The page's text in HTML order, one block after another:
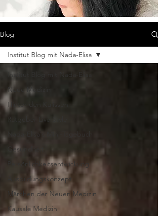
Blog
Institut Blog mit Nada-Elisa
Neue Medizin
Hinter den Kulissen
Ratgeber Live Style
Gesundheit
Persönlichkeitsentwickung
Ausbildungskonzept
Märchen der Neuen Medizin
Kausale Medizin
Institut Blog mit Nada-Elisa